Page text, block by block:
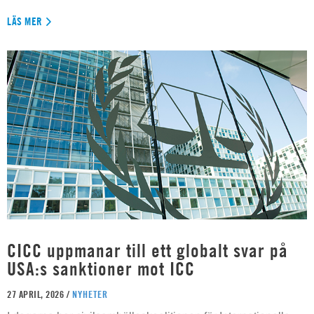
LÄS MER
CICC uppmanar till ett globalt svar på
USA:s sanktioner mot ICC
27 APRIL, 2026 / NYHETER